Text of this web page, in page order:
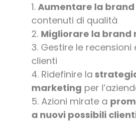
Aumentare la
contenuti di qualità
Migliorare la brand
Gestire le
clienti
Ridefinire la
marketing per
Azioni mirate a
a nuovi possibili